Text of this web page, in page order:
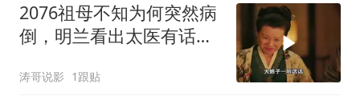
2076祖母不知为何突然病
倒，明兰看出太医有话没
涛哥说影 1跟贴